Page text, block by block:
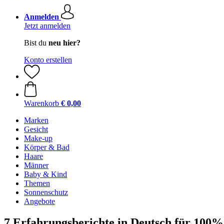
Anmelden
Jetzt anmelden
Bist du neu hier?
Konto erstellen
Warenkorb € 0,00
Marken
Gesicht
Make-up
Körper & Bad
Haare
Männer
Baby & Kind
Themen
Sonnenschutz
Angebote